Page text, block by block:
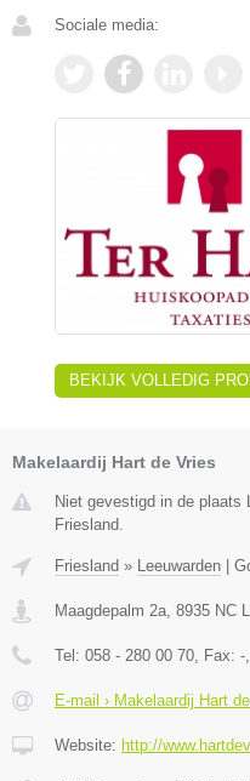
Sociale media:
BEKIJK VOLLEDIG
Makelaardij Hart de Vries
Niet gevestigd in de plaats
Friesland.
Friesland » Leeuwarden |
Maagdepalm 2a 8935 NC
Tel: 058 - 280 00 70 , Fax: -
E-mail › Makelaardij Hart
Website: http://